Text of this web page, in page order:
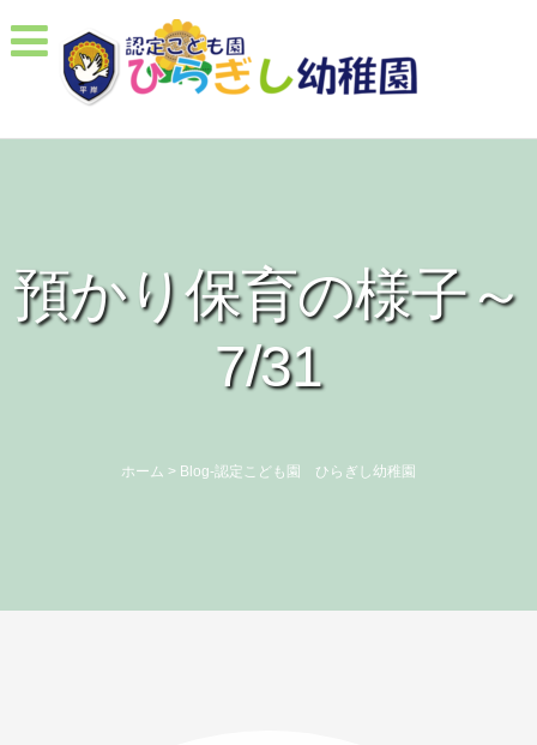
預かり保育の様子～
7/31
ホーム > Blog-認定こども園 ひらぎし幼稚園